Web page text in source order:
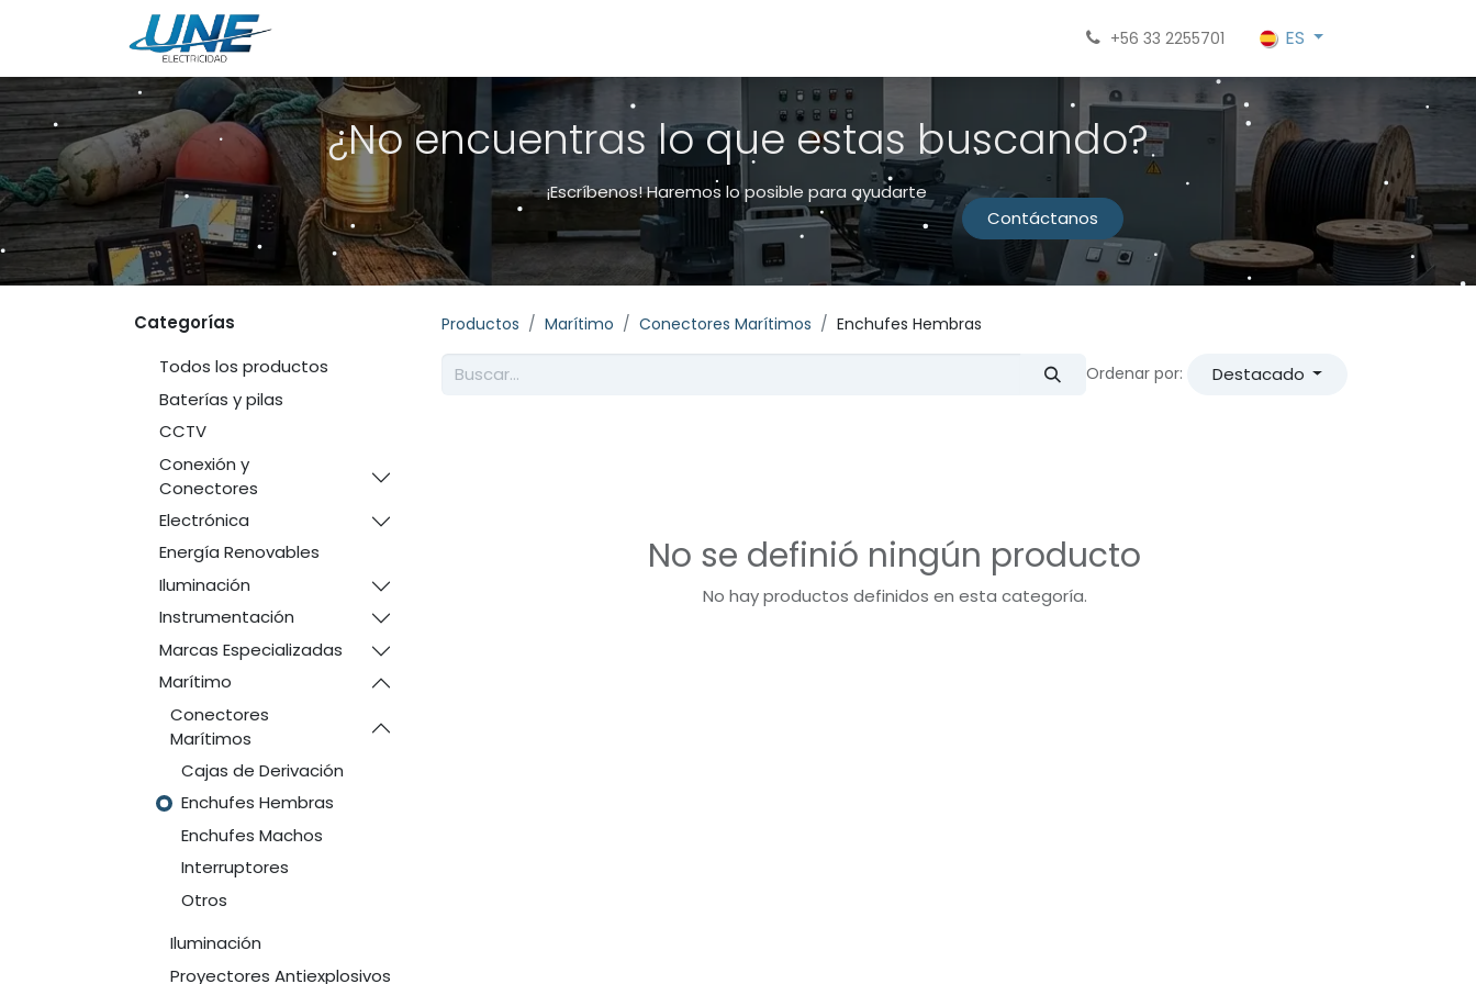
+56 33 2255701 ES
¿No encuentras lo que estas buscando?
¡Escríbenos! Haremos lo posible para ayudarte
Contáctanos
Categorías
Todos los productos
Baterías y pilas
CCTV
Conexión y
Conectores
Electrónica
Energía Renovables
Iluminación
Instrumentación
Marcas Especializadas
Marítimo
Conectores
Marítimos
Cajas de Derivación
Enchufes Hembras
Enchufes Machos
Interruptores
Otros
Iluminación
Proyectores Antiexplosivos
Productos Marítimo Conectores Marítimos Enchufes Hembras
Ordenar por: Destacado
No se definió ningún producto
No hay productos definidos en esta categoría.